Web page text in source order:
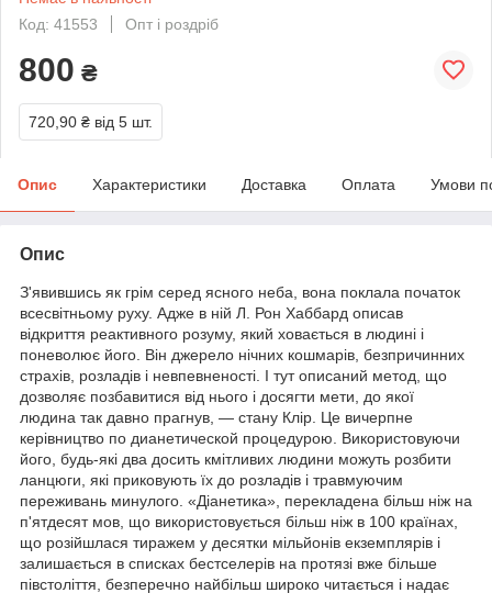
Код: 41553
Опт і роздріб
800 ₴
720,90 ₴ від 5 шт.
Опис Характеристики Доставка Оплата Умови
Опис
З'явившись як грім серед ясного неба, вона поклала початок
всесвітньому руху. Адже в ній Л. Рон Хаббард описав
відкриття реактивного розуму, який ховається в людині і
поневолює його. Він джерело нічних кошмарів, безпричинних
страхів, розладів і невпевненості. І тут описаний метод, що
дозволяє позбавитися від нього і досягти мети, до якої
людина так давно прагнув, — стану Клір. Це вичерпне
керівництво по дианетической процедурою. Використовуючи
його, будь-які два досить кмітливих людини можуть розбити
ланцюги, які приковують їх до розладів і травмуючим
переживань минулого. «Діанетика», перекладена більш ніж на
п'ятдесят мов, що використовується більш ніж в 100 країнах,
що розійшлася тиражем у десятки мільйонів екземплярів і
залишається в списках бестселерів на протязі вже більше
півстоліття, безперечно найбільш широко читається і надає